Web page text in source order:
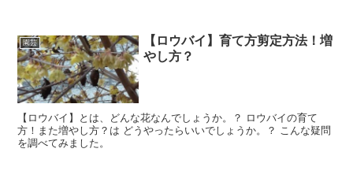
園芸
【ロウバイ】育て方剪定方法！増
やし方？
【ロウバイ】とは、どんな花なんでしょうか。？ ロウバイの育て
方！また増やし方？は どうやったらいいでしょうか。？ こんな疑問
を調べてみました。